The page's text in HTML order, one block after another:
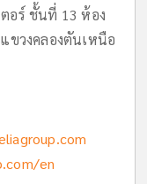
ตอร์ ชั้นที่ 13 ห้อง
ขวงคลองตันเหนือ
en